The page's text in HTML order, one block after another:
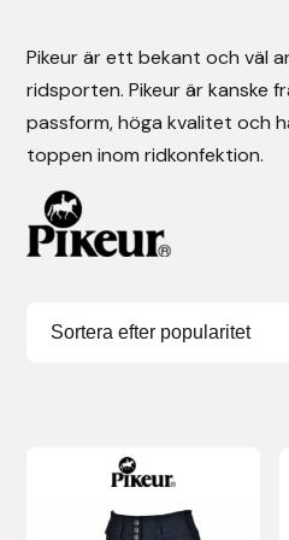
Pikeur är ett bekant och väl
ridsporten. Pikeur är kanske
passform, höga kvalitet och
toppen inom ridkonfektion.
Vojlockar och schabrak
Tränsdelar och tyglar
Ridjackor, kappor, västar mm
Ridskor och ridstövlar
Tävlingskavajer och blusar
Bocaj
Boett
Bomber Bits
Catago Equestrian
Charles Owen